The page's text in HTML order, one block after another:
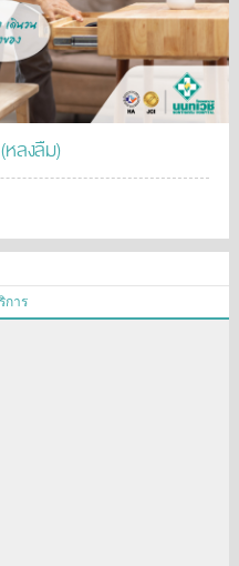
หลงลืม)
การ